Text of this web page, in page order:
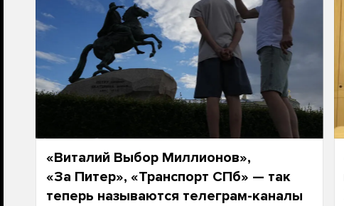
«Виталий Выбор Миллионов»,
«За Питер», «Транспорт СПб» — так
теперь называются телеграм-каналы